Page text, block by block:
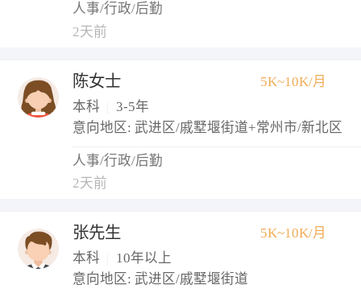
人事/行政/后勤
2天前
陈女士
5K~10K/月
本科
3-5年
意向地区: 武进区/戚墅堰街道+常州市/新北区
人事/行政/后勤
2天前
张先生
5K~10K/月
本科
10年以上
意向地区: 武进区/戚墅堰街道